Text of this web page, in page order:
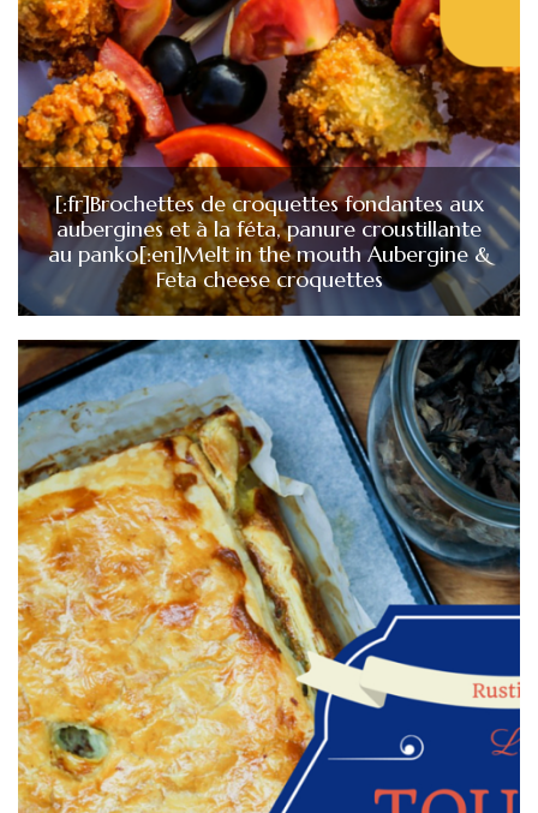
[:fr]Brochettes de croquettes fondantes aux
aubergines et à la féta, panure croustillante
au panko[:en]Melt in the mouth Aubergine &
Feta cheese croquettes